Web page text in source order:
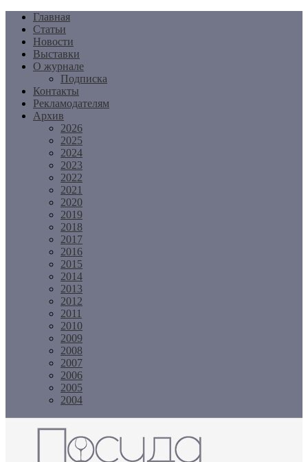
Перейти
содержимому
Главная
Статьи
Новости
Выставки
О журнале
Подписка
Контакты
Рекламодателям
Архив
2026
2025
2024
2023
2022
2021
2020
2019
2018
2017
2016
2015
2014
2013
2012
2011
2010
2009
2008
2007
2006
2005
2004